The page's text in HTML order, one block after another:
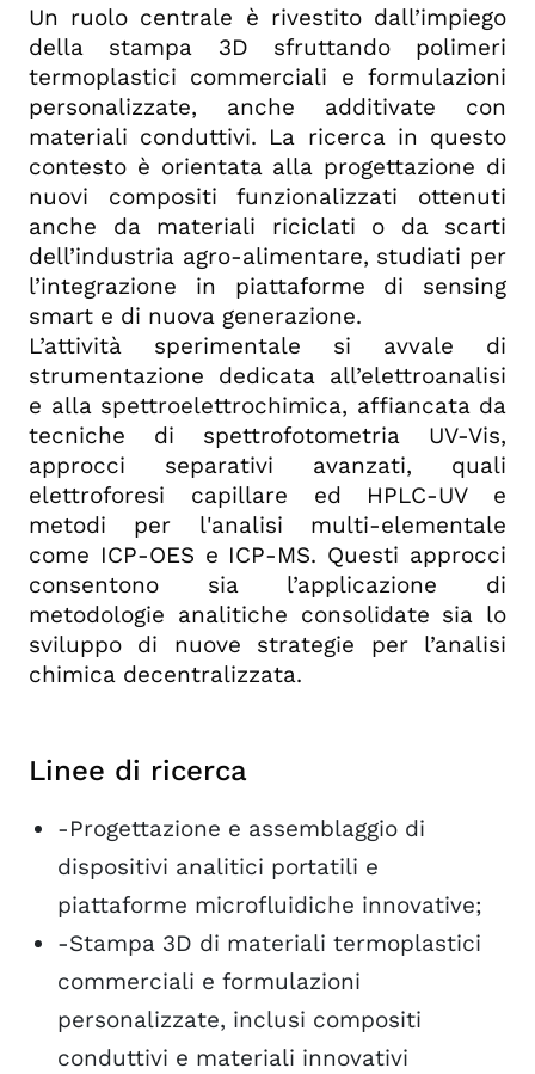
Un ruolo centrale è rivestito dall’impiego
della stampa 3D sfruttando polimeri
termoplastici commerciali e formulazioni
personalizzate, anche additivate con
materiali conduttivi. La ricerca in questo
contesto è orientata alla progettazione di
nuovi compositi funzionalizzati ottenuti
anche da materiali riciclati o da scarti
dell’industria agro-alimentare, studiati per
l’integrazione in piattaforme di sensing
smart e di nuova generazione.
L’attività sperimentale si avvale di
strumentazione dedicata all’elettroanalisi
e alla spettroelettrochimica, affiancata da
tecniche di spettrofotometria UV-Vis,
approcci separativi avanzati, quali
elettroforesi capillare ed HPLC-UV e
metodi per l'analisi multi-elementale
come ICP-OES e ICP-MS. Questi approcci
consentono sia l’applicazione di
metodologie analitiche consolidate sia lo
sviluppo di nuove strategie per l’analisi
chimica decentralizzata.
Linee di ricerca
-Progettazione e assemblaggio di
dispositivi analitici portatili e
piattaforme microfluidiche innovative;
-Stampa 3D di materiali termoplastici
commerciali e formulazioni
personalizzate, inclusi compositi
conduttivi e materiali innovativi